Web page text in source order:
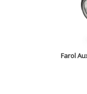
Farol